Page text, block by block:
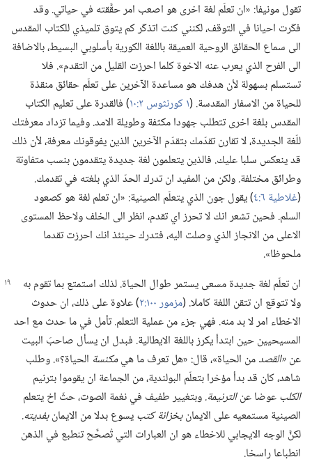
تقول مونيفا:‏ «ان تعلّم لغة اخرى هو اصعب امر حقَّقته في حياتي.‏ وقد
فكّرت احيانا في التوقف،‏ لكنني كنت اتذكّر كم يتوق تلميذي للكتاب المقدس
الى سماع الحقائق الروحية العميقة باللغة الكورية بأسلوبي البسيط،‏ بالاضافة
الى الفرح الذي يعرب عنه الاخوة كلما احرزت القليل من التقدم».‏ فلا
تستسلم بسهولة لأن هدفك هو مساعدة الآخرين على تعلّم حقائق منقذة
للحياة من الاسفار المقدسة.‏ (‏١ كورنثوس ٢:‏١٠
‏)‏ فالقدرة على تعليم الكتاب
المقدس بلغة اخرى تتطلب جهودا مكثفة وطويلة الامد.‏ وفيما تزداد معرفتك
للّغة الجديدة،‏ لا تقارن تقدّمك بتقدّم الآخرين الذين يفوقونك معرفة،‏ لأن ذلك
قد ينعكس سلبا عليك.‏ فالذين يتعلمون لغة جديدة يتقدمون بنسب متفاوتة
وطرائق مختلفة.‏ ولكن من المفيد ان تدرك الحدّ الذي بلغته في تقدمك.‏
(‏غلاطية ٦:‏٤
‏)‏ يقول جون الذي يتعلّم الصينية:‏ «ان تعلم لغة هو كصعود
السلم.‏ فحين تشعر انك لا تحرز اي تقدم،‏ انظر الى الخلف ولاحظ المستوى
الاعلى من الانجاز الذي وصلت اليه،‏ فتدرك حينئذ انك احرزت تقدما
ملحوظا».‏
ان تعلّم لغة جديدة مسعى يستمر طوال الحياة.‏ لذلك استمتع بما تقوم به
ولا تتوقع ان تتقن اللغة كاملا.‏ (‏مزمور ١٠٠:‏٢
‏)‏ علاوة على ذلك،‏ ان حدوث
الاخطاء امر لا بد منه.‏ فهي جزء من عملية التعلم.‏ تأمل في ما حدث مع احد
المسيحيين حين ابتدأ يكرز باللغة الايطالية.‏ فبدل ان يسأل صاحبَ البيت
عن‏«القصدمن الحياة»،‏ قال:‏ «هل تعرف ما هيمكنسة الحياة؟‏».‏ وطلب
شاهد،‏ كان قد بدأ مؤخرا بتعلّم البولندية،‏ من الجماعة ان يقوموا بترنيم
الكلبعوضا عنالترنيمة.‏وبتغيير طفيف في نغمة الصوت،‏ حثّ اخ يتعلم
الصينية مستمعيه على الايمانبخزانة كتبيسوع بدلا من الايمانبفديته.‏
لكنَّ الوجه الايجابي للاخطاء هو ان العبارات التي تُصحَّح تنطبع في الذهن
انطباعا راسخا.‏